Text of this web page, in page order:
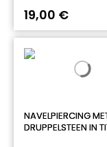
19,00 €
NAVELPIERCING
DRUPPELSTEEN IN